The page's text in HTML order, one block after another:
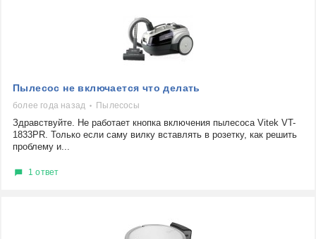
Пылесос не включается что делать
более года назад Пылесосы
Здравствуйте. Не работает кнопка включения пылесоса Vitek VT-
1833PR. Только если саму вилку вставлять в розетку, как решить
проблему и...
1 ответ